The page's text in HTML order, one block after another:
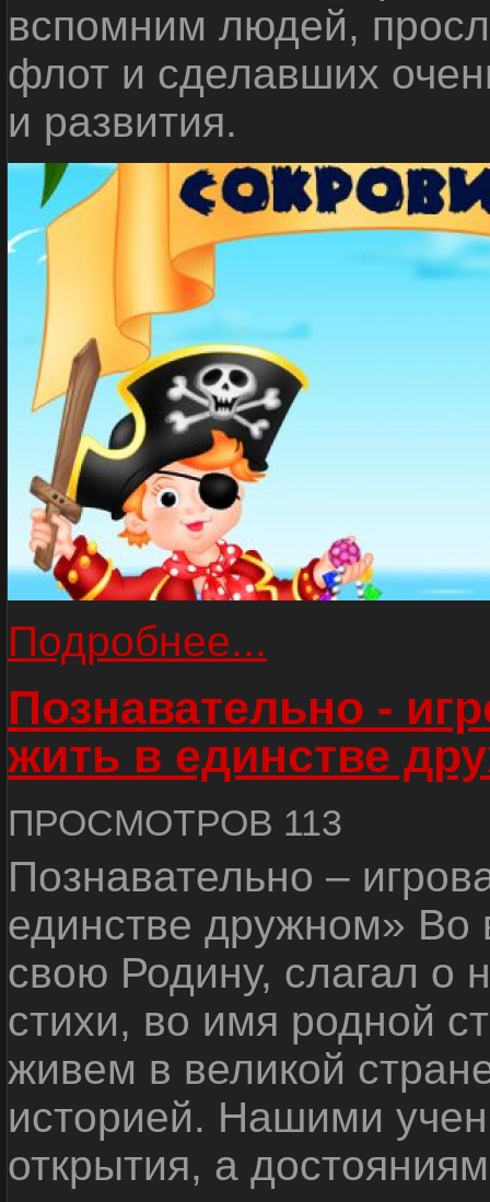
вспомним людей,
флот и сделавших
и развития.
Подробнее...
Познавательно -
жить в единстве
ПРОСМОТРОВ 113
Познавательно –
единстве дружном»
свою Родину, слагал о
стихи, во имя родной
живем в великой
историей. Нашими
открытия, а